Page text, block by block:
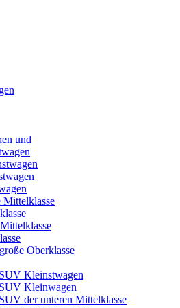
und
Mittelklasse
Oberklasse
Kleinstwagen
Kleinwagen
der unteren Mittelklasse